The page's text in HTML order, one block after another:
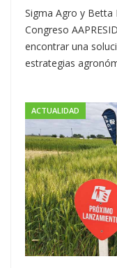
Sigma Agro y Betta
Congreso
encontrar una
estrategias
ACTUALIDAD